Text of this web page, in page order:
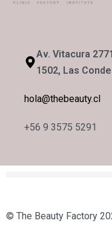
Av. Vitacura
1502, Las
hola@thebeauty.cl
+56 9 3575 5291
© The Beauty Factory